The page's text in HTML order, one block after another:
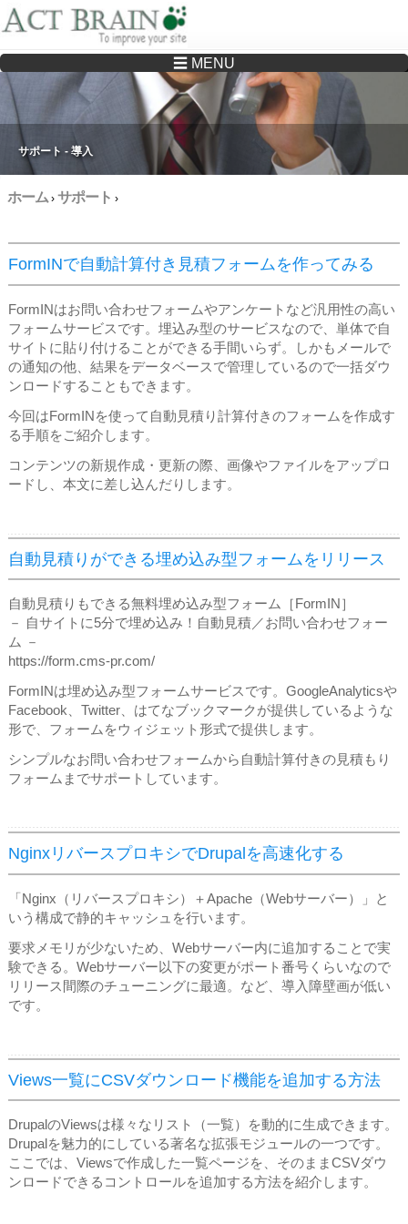
Drupalサイトの制作・保守をどこに頼んでいいか分からない方へ…まずはご相談く
ださい
☰ MENU
サポート - 導入
ホーム› サポート ›
FormINで自動計算付き見積フォームを作ってみる
FormINはお問い合わせフォームやアンケートなど汎用性の高い
フォームサービスです。埋込み型のサービスなので、単体で自
サイトに貼り付けることができる手間いらず。しかもメールで
の通知の他、結果をデータベースで管理しているので一括ダウ
ンロードすることもできます。
今回はFormINを使って自動見積り計算付きのフォームを作成す
る手順をご紹介します。
コンテンツの新規作成・更新の際、画像やファイルをアップロ
ードし、本文に差し込んだりします。
自動見積りができる埋め込み型フォームをリリース
自動見積りもできる無料埋め込み型フォーム［FormIN］
－ 自サイトに5分で埋め込み！自動見積／お問い合わせフォー
ム －
https://form.cms-pr.com/
FormINは埋め込み型フォームサービスです。GoogleAnalyticsや
Facebook、Twitter、はてなブックマークが提供しているような
形で、フォームをウィジェット形式で提供します。
シンプルなお問い合わせフォームから自動計算付きの見積もり
フォームまでサポートしています。
NginxリバースプロキシでDrupalを高速化する
「Nginx（リバースプロキシ）＋Apache（Webサーバー）」と
いう構成で静的キャッシュを行います。
要求メモリが少ないため、Webサーバー内に追加することで実
験できる。Webサーバー以下の変更がポート番号くらいなので
リリース間際のチューニングに最適。など、導入障壁画が低い
です。
Views一覧にCSVダウンロード機能を追加する方法
DrupalのViewsは様々なリスト（一覧）を動的に生成できます。
Drupalを魅力的にしている著名な拡張モジュールの一つです。
ここでは、Viewsで作成した一覧ページを、そのままCSVダウ
ンロードできるコントロールを追加する方法を紹介します。